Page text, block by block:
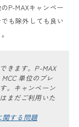
P-MAXキャンペー
も除外しても良い
きます。P-MAX
単位のプレ
。キャンペーン
まだご利用いた
関する問題